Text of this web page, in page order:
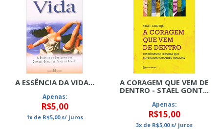
A ESSÊNCIA DA VIDA...
Apenas:
R$5,00
1x de R$5,00s/ juros
A CORAGEM QUE VEM DE
DENTRO - STAEL GONT...
Apenas:
R$15,00
3x de R$5,00s/ juros